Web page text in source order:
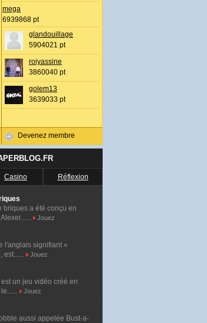
mega
6939868 pt
glandouillage
5904021 pt
roiyassine
3860040 pt
golem13
3639033 pt
Devenez membre
Casino Réflexion
briques a été conçu en
Jouez
l'anglais signifiant «
est......
Jouez
est un jeu vidéo créé en
Jouez
aussi appelée Bust-a-